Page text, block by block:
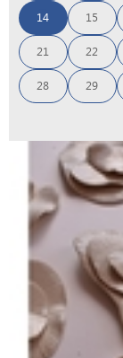
14 15
21 22
28 29